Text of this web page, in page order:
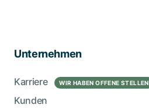
Unternehmen
Karriere WIR HABEN OFFENE STELLEN
Kunden